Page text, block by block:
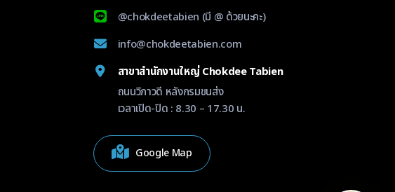
@chokdeetabien (มี @ ด้วยนะคะ)
info@chokdeetabien.com
สาขาสำนักงานใหญ่ Chokdee Tabien
ถนนวิภาวดี หลังกรมขนส่ง
เวลาเปิด-ปิด : 8.30 – 17.30 น.
Google Map